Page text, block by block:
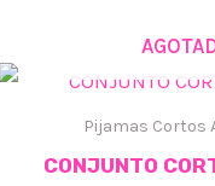
Pijamas Cortos
CONJUNTO